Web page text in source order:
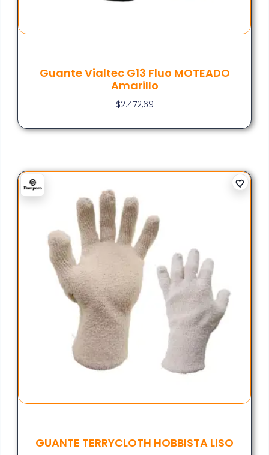
Guante Vialtec G13 Fluo MOTEADO
Amarillo
$2.472,69
GUANTE TERRYCLOTH HOBBISTA LISO